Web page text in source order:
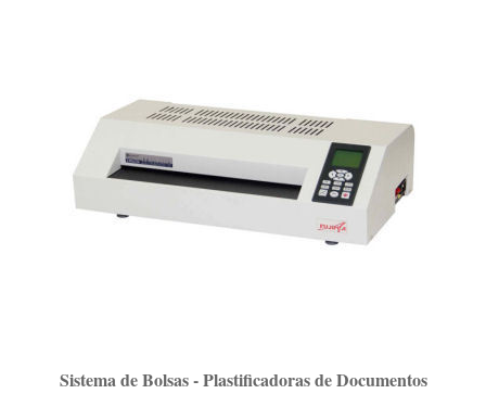
Sistema de Bolsas - Plastificadoras de Documentos